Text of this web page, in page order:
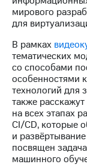
Личный
кабинет
капитал
и
аудит
Рынок
акций
мирового
для
В рамках
тематических
со способами
особенностями
технологий для
также
на всех этапах
CI/CD, которые
и
посвящен
машинного